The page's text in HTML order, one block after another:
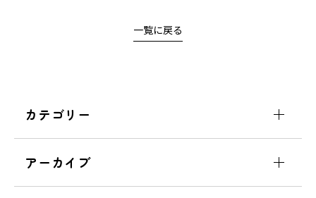
一覧に戻る
カテゴリー
アーカイブ